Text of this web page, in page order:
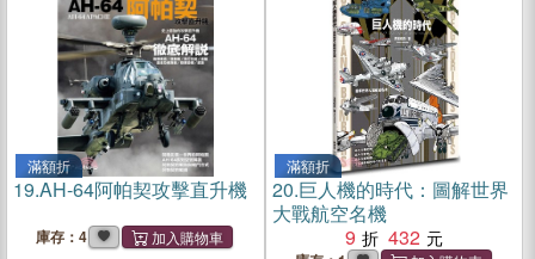
滿額折
19.AH-64阿帕契攻擊直升機
庫存：4
滿額折
20.巨人機的時代：圖解世界
大戰航空名機
9
432